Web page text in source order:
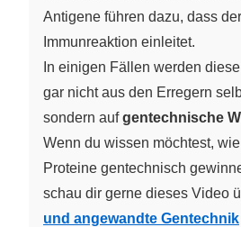
Antigene führen dazu, dass
Immunreaktion einleitet.
In einigen Fällen werden
gar nicht aus den Erregern
sondern aufgentechnische
Wenn du wissen möchtest,
Proteine gentechnisch
schau dir gerne dieses Video
und angewandte Gentechnik